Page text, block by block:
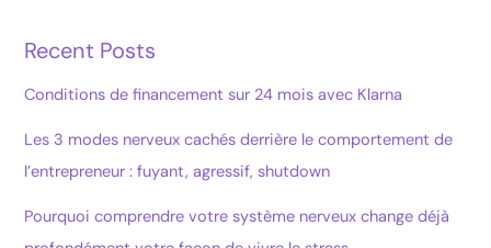
Recent Posts
Conditions de financement sur 24 mois avec Klarna
Les 3 modes nerveux cachés derrière le comportement de
l’entrepreneur : fuyant, agressif, shutdown
Pourquoi comprendre votre système nerveux change déjà